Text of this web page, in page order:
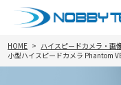
HOME ハイスピードカメラ・画
小型ハイスピードカメラ Phantom